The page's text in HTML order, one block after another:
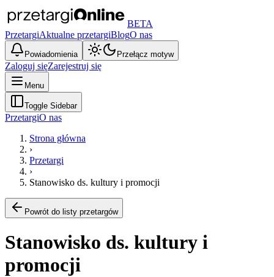
BETA
PrzetargiAktualne przetargiBlogO nas
Powiadomienia Przełącz motyw
Zaloguj sięZarejestruj się
Menu
Toggle Sidebar
PrzetargiO nas
Strona główna
›
Przetargi
›
Stanowisko ds. kultury i promocji
Powrót do listy przetargów
Stanowisko ds. kultury i
promocji